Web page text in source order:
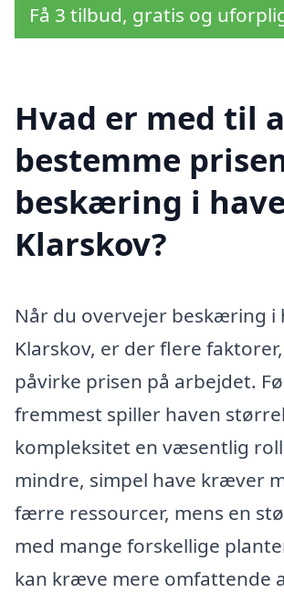
Få 3 tilbud, gratis og
Hvad er med til
bestemme
beskæring i
Klarskov?
Når du overvejer beskæring i
Klarskov, er der flere
påvirke prisen på arbejdet.
fremmest spiller haven
kompleksitet en væsentlig
mindre, simpel have kræver
færre ressourcer, mens en
med mange forskellige
kan kræve mere omfattende